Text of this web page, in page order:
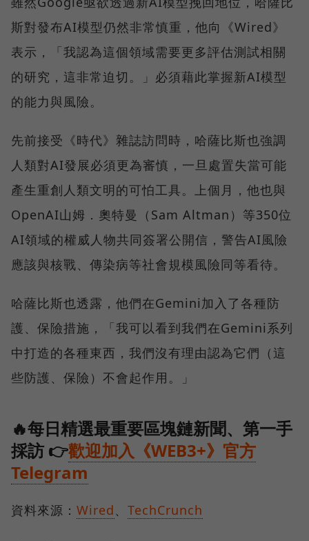
斯對發布AI模型仍然非常慎重，他向《Wired》
表示，「我認為這個領域需要更多評估測試相關
的研究，這非常迫切。」必須藉此掌握新AI模型
的能力與風險。
先前接受《時代》雜誌訪問時，哈薩比斯也強調
人類對AI發展必須更為審慎，一旦處置失當可能
產生重創人類文明的可怕工具。上個月，他也與
OpenAI山姆．奧特曼（Sam Altman）等350位
AI領域的權威人物共同簽署公開信，警告AI風險
應該與核戰、傳染病等社會規模風險同等看待。
哈薩比斯也透露，他們在Gemini加入了各種防
護、保險措施，「我可以看到我們在Gemini系列
中打造的各種東西，我們沒有理由認為它們（這
些防護、保險）不會起作用。」
🔥每日精選最重要區塊鏈新聞、第一手
採訪 👉歡迎加入《WEB3+》官方
Telegram
資料來源： Wired、 TechCrunch